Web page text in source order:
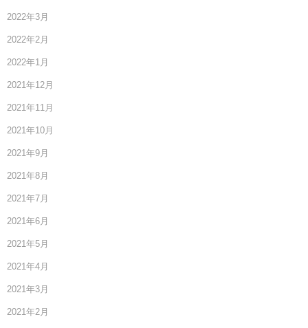
2022年3月
2022年2月
2022年1月
2021年12月
2021年11月
2021年10月
2021年9月
2021年8月
2021年7月
2021年6月
2021年5月
2021年4月
2021年3月
2021年2月